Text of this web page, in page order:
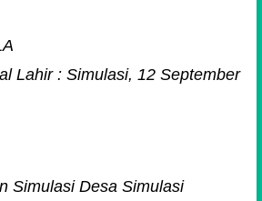
Lahir : Simulasi, 12 September
Simulasi Desa Simulasi